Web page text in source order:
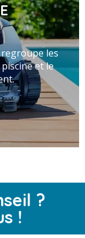
les
et le
?
!